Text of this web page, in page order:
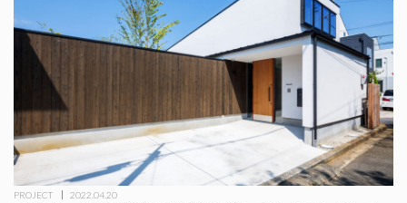
PROJECT 2022.04.20